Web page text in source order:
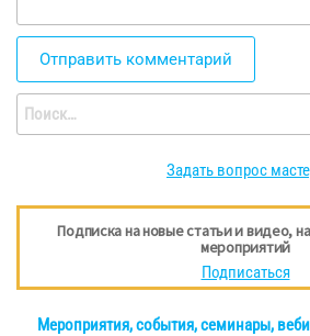
Найти:
Задать вопрос
Подписка на новые статьи и видео,
мероприятий
Подписаться
Мероприятия, события, семинары,